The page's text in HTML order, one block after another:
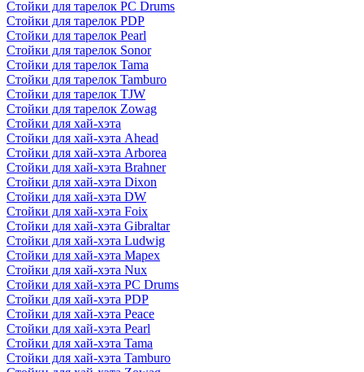
Стойки для тарелок PC Drums
Стойки для тарелок PDP
Стойки для тарелок Pearl
Стойки для тарелок Sonor
Стойки для тарелок Tama
Стойки для тарелок Tamburo
Стойки для тарелок TJW
Стойки для тарелок Zowag
Стойки для хай-хэта
Стойки для хай-хэта Ahead
Стойки для хай-хэта Arborea
Стойки для хай-хэта Brahner
Стойки для хай-хэта Dixon
Стойки для хай-хэта DW
Стойки для хай-хэта Foix
Стойки для хай-хэта Gibraltar
Стойки для хай-хэта Ludwig
Стойки для хай-хэта Mapex
Стойки для хай-хэта Nux
Стойки для хай-хэта PC Drums
Стойки для хай-хэта PDP
Стойки для хай-хэта Peace
Стойки для хай-хэта Pearl
Стойки для хай-хэта Tama
Стойки для хай-хэта Tamburo